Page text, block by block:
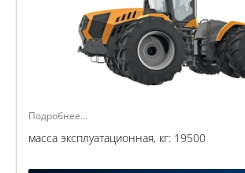
Подробнее...
масса эксплуатационная, кг: 19500